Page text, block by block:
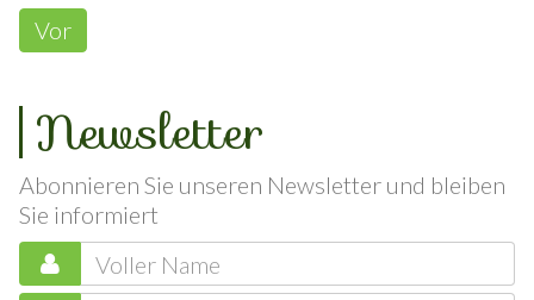
Newsletter
Abonnieren Sie unseren Newsletter und bleiben
Sie informiert